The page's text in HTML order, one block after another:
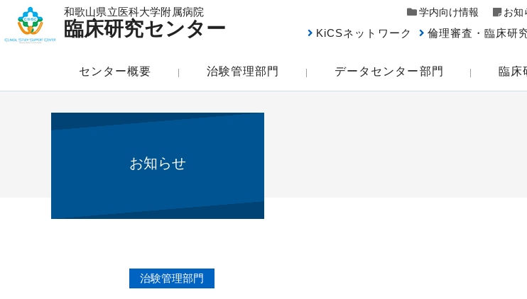
和歌山県立医科大学附属病院
臨床研究センター
学内向け情報 お知
KiCSネットワーク 倫理審査・臨床研
センター概要 治験管理部門 データセンター部門 臨床
お知らせ
治験管理部門